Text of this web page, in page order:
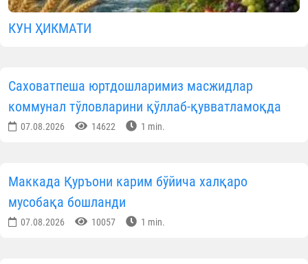
КУН ҲИКМАТИ
Саховатпеша юртдошларимиз масжидлар
коммунал тўловларини қўллаб-қувватламоқда
07.08.2026 14622 1 min.
Маккада Қуръони карим бўйича халқаро
мусобақа бошланди
07.08.2026 10057 1 min.